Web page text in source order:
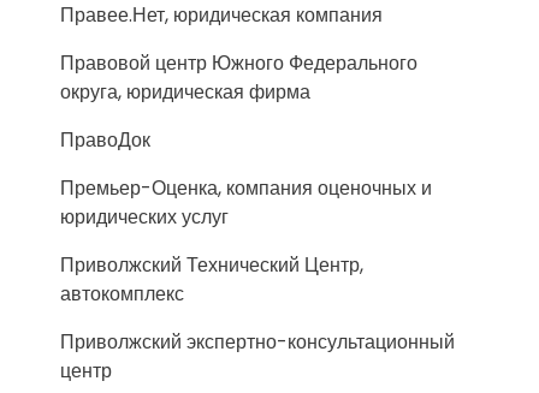
Правее.Нет, юридическая компания
Правовой центр Южного Федерального
округа, юридическая фирма
ПравоДок
Премьер-Оценка, компания оценочных и
юридических услуг
Приволжский Технический Центр,
автокомплекс
Приволжский экспертно-консультационный
центр